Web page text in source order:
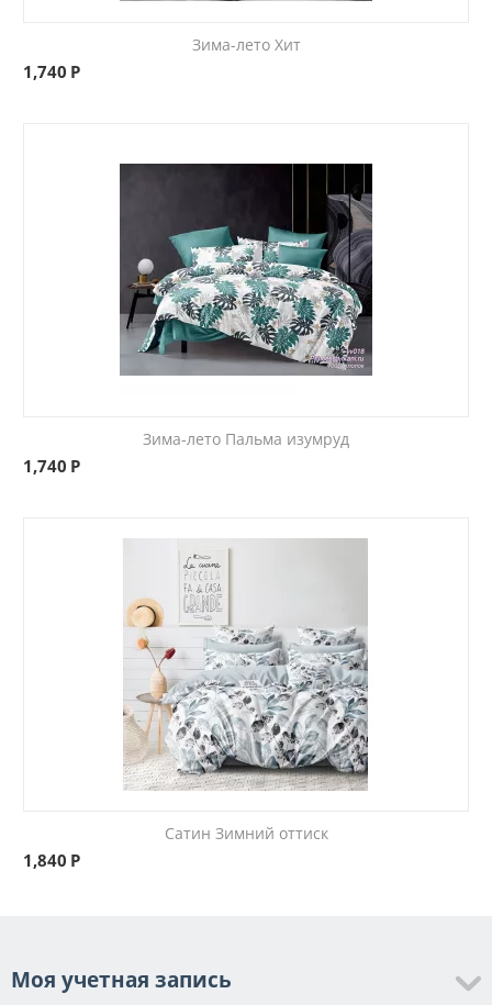
Зима-лето Хит
1,740 Р
Зима-лето Пальма изумруд
1,740 Р
Сатин Зимний оттиск
1,840 Р
Моя учетная запись